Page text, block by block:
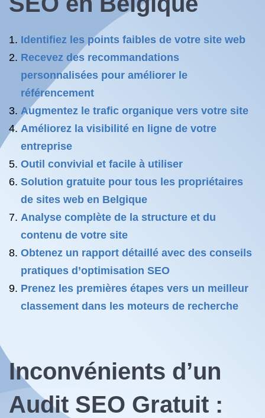
Identifiez les points faibles de votre site web
Recevez des recommandations
personnalisées pour améliorer le
référencement
Augmentez le trafic organique vers votre site
Améliorez la visibilité en ligne de votre
entreprise
Outil convivial et facile à utiliser
Solution gratuite pour tous les propriétaires
de sites web en Belgique
Analyse complète de la structure et du
contenu de votre site
Obtenez un rapport détaillé avec des conseils
pratiques d’optimisation SEO
Prenez les premières étapes vers un meilleur
classement dans les moteurs de recherche
Inconvénients d’un
Audit SEO Gratuit :